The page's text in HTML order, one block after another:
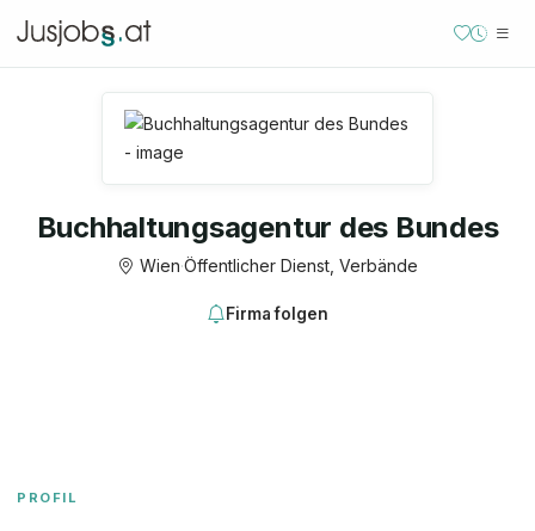
Buchhaltungsagentur des Bundes
Wien·Öffentlicher Dienst, Verbände
Firma folgen
PROFIL